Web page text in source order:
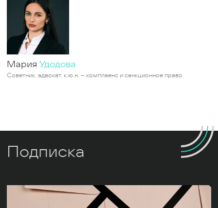
Мария Удодова
Советник, адвокат, к.ю.н. – комплаенс и санкционное право
Подписка